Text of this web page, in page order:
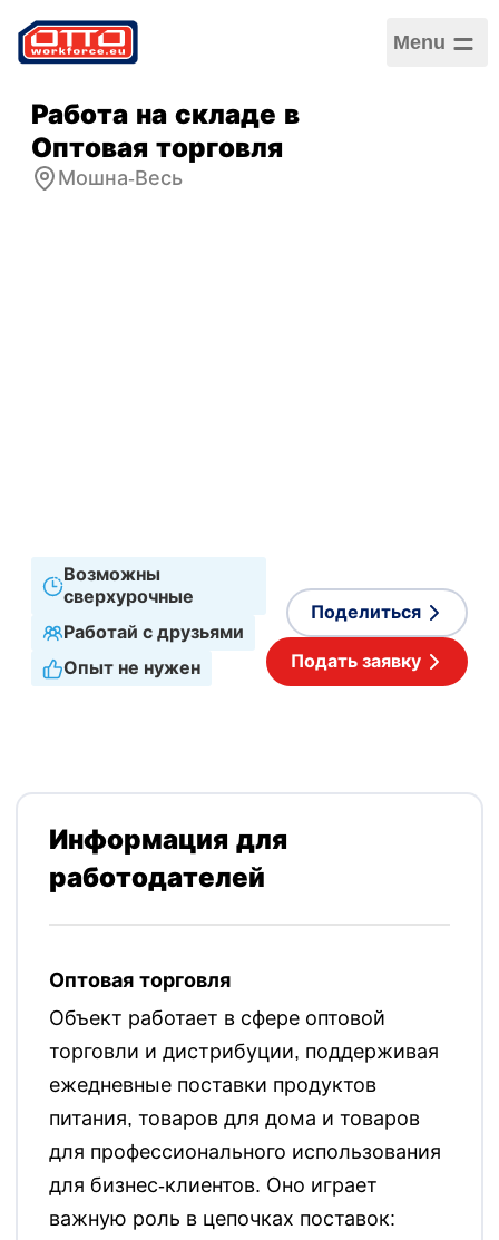
Menu
Работа на складе в
Оптовая торговля
Мошна-Весь
Возможны
сверхурочные
Работай с друзьями
Опыт не нужен
Поделиться
Подать заявку
Информация для
работодателей
Оптовая торговля
Объект работает в сфере оптовой
торговли и дистрибуции, поддерживая
ежедневные поставки продуктов
питания, товаров для дома и товаров
для профессионального использования
для бизнес-клиентов. Оно играет
важную роль в цепочках поставок: